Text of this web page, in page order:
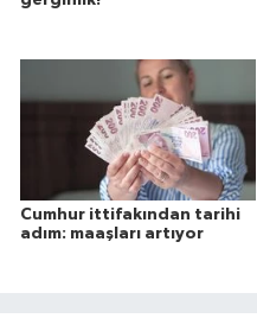
Cumhur ittifakından tarihi
adım: maaşları artıyor